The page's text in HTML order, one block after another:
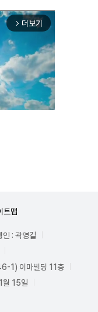
arrow_forward_ios 더보기
트맵
인 : 곽영길
1) 이마빌딩 11층
월 15일